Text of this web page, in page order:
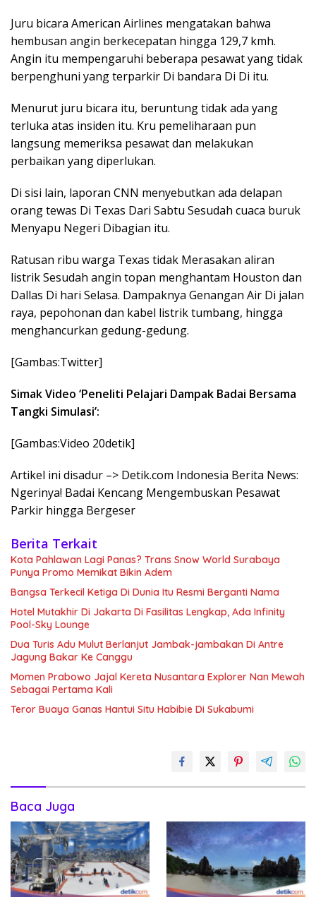
Juru bicara American Airlines mengatakan bahwa
hembusan angin berkecepatan hingga 129,7 kmh.
Angin itu mempengaruhi beberapa pesawat yang tidak
berpenghuni yang terparkir Di bandara Di Di itu.
Menurut juru bicara itu, beruntung tidak ada yang
terluka atas insiden itu. Kru pemeliharaan pun
langsung memeriksa pesawat dan melakukan
perbaikan yang diperlukan.
Di sisi lain, laporan CNN menyebutkan ada delapan
orang tewas Di Texas Dari Sabtu Sesudah cuaca buruk
Menyapu Negeri Dibagian itu.
Ratusan ribu warga Texas tidak Merasakan aliran
listrik Sesudah angin topan menghantam Houston dan
Dallas Di hari Selasa. Dampaknya Genangan Air Di jalan
raya, pepohonan dan kabel listrik tumbang, hingga
menghancurkan gedung-gedung.
[Gambas:Twitter]
Simak Video ‘Peneliti Pelajari Dampak Badai Bersama
Tangki Simulasi’:
[Gambas:Video 20detik]
Artikel ini disadur –> Detik.com Indonesia Berita News:
Ngerinya! Badai Kencang Mengembuskan Pesawat
Parkir hingga Bergeser
Berita Terkait
Kota Pahlawan Lagi Panas? Trans Snow World Surabaya
Punya Promo Memikat Bikin Adem
Bangsa Terkecil Ketiga Di Dunia Itu Resmi Berganti Nama
Hotel Mutakhir Di Jakarta Di Fasilitas Lengkap, Ada Infinity
Pool-Sky Lounge
Dua Turis Adu Mulut Berlanjut Jambak-jambakan Di Antre
Jagung Bakar Ke Canggu
Momen Prabowo Jajal Kereta Nusantara Explorer Nan Mewah
Sebagai Pertama Kali
Teror Buaya Ganas Hantui Situ Habibie Di Sukabumi
Baca Juga